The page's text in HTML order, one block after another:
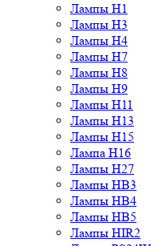
Лампы H1
Лампы H3
Лампы H4
Лампы H7
Лампы H8
Лампы H9
Лампы H11
Лампы H13
Лампы H15
Лампа H16
Лампы H27
Лампы HB3
Лампы HB4
Лампы HB5
Лампы HIR2